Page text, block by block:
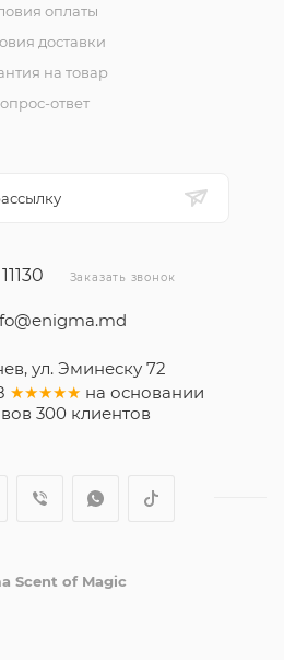
оплаты
доставки
на товар
ответ
Заказать звонок
ул. Эминеску 72
★★★★★ на основании
300клиентов
Scent of Magic